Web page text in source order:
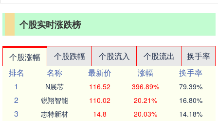
个股实时涨跌榜
个股涨幅 个股跌幅 个股流入 个股流出
换手率
排名
名称 最新价 涨幅
换手率
1
N展芯 116.52 396.89% 79.39%
2 锐翔智能 110.02 20.21% 16.80%
3 志特新材 14.8 20.03% 14.18%